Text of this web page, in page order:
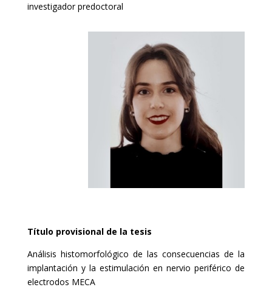
investigador predoctoral
Título provisional de la tesis
Análisis histomorfológico de las consecuencias de la
implantación y la estimulación en nervio periférico de
electrodos MECA